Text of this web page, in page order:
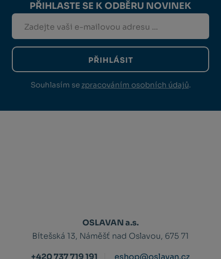
PŘIHLASTE SE K ODBĚRU NOVINEK
PŘIHLÁSIT
Souhlasím se zpracováním osobních údajů.
OSLAVAN a.s.
Bítešská 13, Náměšť nad Oslavou, 675 71